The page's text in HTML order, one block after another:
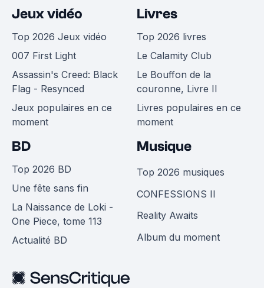
Jeux vidéo
Top 2026 Jeux vidéo
007 First Light
Assassin's Creed: Black
Flag - Resynced
Jeux populaires en ce
moment
Livres
Top 2026 livres
Le Calamity Club
Le Bouffon de la
couronne, Livre II
Livres populaires en ce
moment
BD
Top 2026 BD
Une fête sans fin
La Naissance de Loki -
One Piece, tome 113
Actualité BD
Musique
Top 2026 musiques
CONFESSIONS II
Reality Awaits
Album du moment